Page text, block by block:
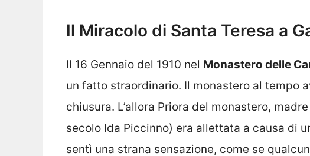
Il Miracolo di Santa Teresa a
Il 16 Gennaio del 1910 nel Monastero delle
un fatto straordinario. Il monastero al tempo
chiusura. L’allora Priora del monastero, madre
secolo Ida Piccinno) era allettata a causa di
sentì una strana sensazione, come se